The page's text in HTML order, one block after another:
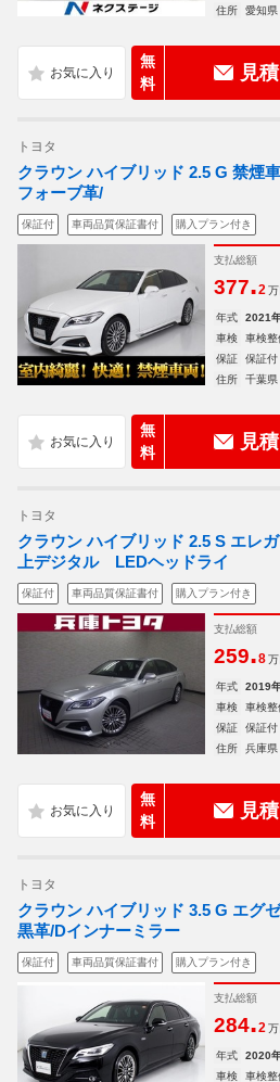
住所
愛知県
無
料
見
トヨタ
クラウン ハイブリッド 2.5 G 禁煙
フォーブ革/
保証付 車両品質保証書付 購入プラン付き
支払総額
377.2
年式 2021
車検
車検整
保証
保証付
住所
千葉県
無
料
見
トヨタ
クラウン ハイブリッド 2.5 S エレ
上デジタル LEDヘッドライ
保証付 車両品質保証書付 購入プラン付き
支払総額
259.8
年式 2019
車検
車検整
保証
保証付
住所
兵庫県
無
料
見
トヨタ
クラウン ハイブリッド 3.5 G エグ
黒革/Dインナーミラー
保証付 車両品質保証書付 購入プラン付き
支払総額
284.2
年式 2020
車検
車検整